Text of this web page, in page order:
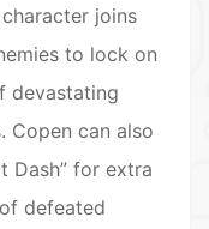
joins
to lock on
devastating
Copen can also
Dash” for extra
defeated